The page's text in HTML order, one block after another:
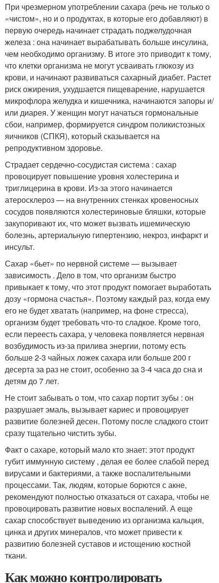
При чрезмерном употреблении сахара (речь не только о
«чистом», но и о продуктах, в которые его добавляют) в
первую очередь начинает страдать поджелудочная
железа : она начинает вырабатывать больше инсулина,
чем необходимо организму. В итоге это приводит к тому,
что клетки организма не могут усваивать глюкозу из
крови, и начинают развиваться сахарный диабет. Растет
риск ожирения, ухудшается пищеварение, нарушается
микрофлора желудка и кишечника, начинаются запоры и/
или диарея. У женщин могут начаться гормональные
сбои, например, формируется синдром поликистозных
яичников (СПКЯ), который сказывается на
репродуктивном здоровье.
Страдает сердечно-сосудистая система : сахар
провоцирует повышение уровня холестерина и
триглицерина в крови. Из-за этого начинается
атеросклероз — на внутренних стенках кровеносных
сосудов появляются холестериновые бляшки, которые
закупоривают их, что может вызвать ишемическую
болезнь, артериальную гипертензию, некроз, инфаркт и
инсульт.
Сахар «бьет» по нервной системе — вызывает
зависимость . Дело в том, что организм быстро
привыкает к тому, что этот продукт помогает выработать
дозу «гормона счастья». Поэтому каждый раз, когда ему
его не будет хватать (например, на фоне стресса),
организм будет требовать что-то сладкое. Кроме того,
если переесть сахара, у человека появляется нервная
возбудимость из-за прилива энергии, потому есть
больше 2-3 чайных ложек сахара или больше 200 г
десерта за раз не стоит, особенно за 3-4 часа до сна и
детям до 7 лет.
Не стоит забывать о том, что сахар портит зубы : он
разрушает эмаль, вызывает кариес и провоцирует
развитие болезней десен. Потому после сладкого стоит
сразу тщательно чистить зубы.
Факт о сахаре, который мало кто знает: этот продукт
губит иммунную систему , делая ее более слабой перед
вирусами и бактериями, а также воспалительными
процессами. Так, людям, которые борются с акне,
рекомендуют полностью отказаться от сахара, чтобы не
провоцировать развитие новых воспалений. А еще
сахар способствует выведению из организма кальция,
цинка и других минералов, что может привести к
развитию болезней суставов и истощению костной
ткани.
Как можно контролировать